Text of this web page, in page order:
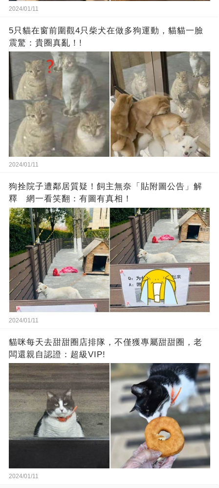
2024/01/11
5只貓在窗前圍觀4只柴犬在做多狗運動，貓貓一臉
震驚：貴圈真亂！!
2024/01/11
狗拴院子遭鄰居質疑！飼主無奈「貼附圖公告」解
釋 網一看笑翻：有圖有真相！
2024/01/11
貓咪每天去甜甜圈店排隊，不僅獲專屬甜甜圈，老
闆還親自認證：超級VIP!
2024/01/11